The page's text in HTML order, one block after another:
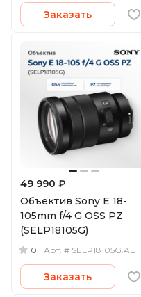
Заказать
49 990 ₽
Объектив Sony E 18-
105mm f/4 G OSS PZ
(SELP18105G)
0 Арт. # SELP18105G.AE
Заказать